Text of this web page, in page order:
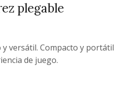
plegable
versátil. Compacto y portátil
de juego.